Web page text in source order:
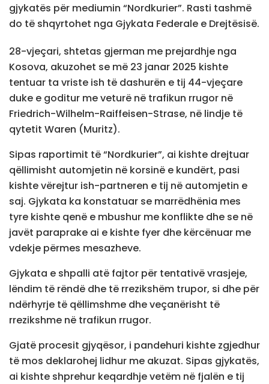
gjykatës për mediumin “Nordkurier”. Rasti tashmë
do të shqyrtohet nga Gjykata Federale e Drejtësisë.
28-vjeçari, shtetas gjerman me prejardhje nga
Kosova, akuzohet se më 23 janar 2025 kishte
tentuar ta vriste ish të dashurën e tij 44-vjeçare
duke e goditur me veturë në trafikun rrugor në
Friedrich-Wilhelm-Raiffeisen-Strase, në lindje të
qytetit Waren (Muritz).
Sipas raportimit të “Nordkurier”, ai kishte drejtuar
qëllimisht automjetin në korsinë e kundërt, pasi
kishte vërejtur ish-partneren e tij në automjetin e
saj. Gjykata ka konstatuar se marrëdhënia mes
tyre kishte qenë e mbushur me konflikte dhe se në
javët paraprake ai e kishte fyer dhe kërcënuar me
vdekje përmes mesazheve.
Gjykata e shpalli atë fajtor për tentativë vrasjeje,
lëndim të rëndë dhe të rrezikshëm trupor, si dhe për
ndërhyrje të qëllimshme dhe veçanërisht të
rrezikshme në trafikun rrugor.
Gjatë procesit gjyqësor, i pandehuri kishte zgjedhur
të mos deklarohej lidhur me akuzat. Sipas gjykatës,
ai kishte shprehur keqardhje vetëm në fjalën e tij